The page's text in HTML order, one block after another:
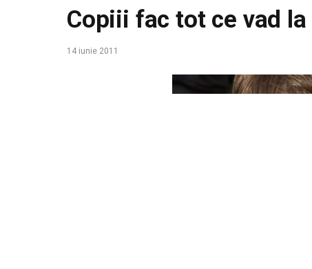
Copiii fac tot ce vad
14 iunie 2011